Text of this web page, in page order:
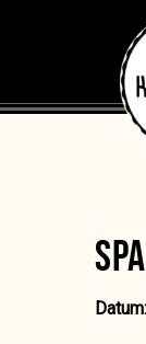
Datum: